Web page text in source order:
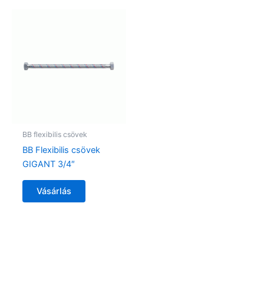
BB flexibilis csövek
BB Flexibilis csövek
GIGANT 3/4″
Vásárlás